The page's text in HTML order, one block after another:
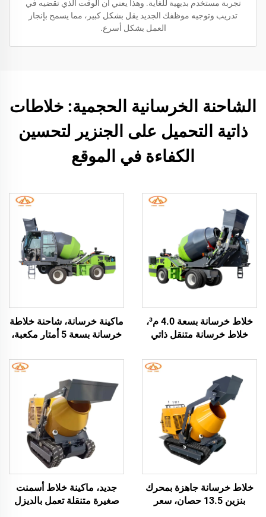
تجربة مستخدم بديهية للغاية. وهذا يعني أن الوقت الذي تقضيه في
تدريب وتوجيه موظفك الجديد يقل بشكل كبير، مما يسمح بإنجاز
العمل بشكل أسرع.
الشاحنة الخرسانية الحجمية: خلاطات
ذاتية التحميل على الجنزير لتحسين
الكفاءة في الموقع
خلاط خرسانة بسعة 4.0 م³،
خلاط خرسانة متنقل ذاتي
ذاتية التحميل
ماكينة خرسانة، شاحنة خلاطة
خرسانة بسعة 5 أمتار مكعبة،
للبيع
خلاط خرسانة جاهزة بمحرك
بنزين 13.5 حصان، سعر
جديد، ماكينة خلاط أسمنت
صغيرة متنقلة تعمل بالديزل